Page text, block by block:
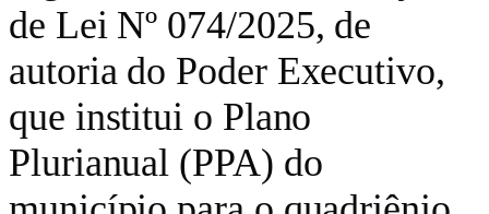
de Lei Nº 074/2025, de
autoria do Poder Executivo,
que institui o Plano
Plurianual (PPA) do